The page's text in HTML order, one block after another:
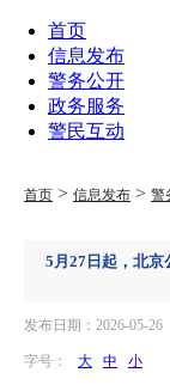
首页
信息发布
警务公开
政务服务
警民互动
首页 > 信息发布 > 警
5月27日起，北京
发布日期：2026-05-26
字号： 大 中 小